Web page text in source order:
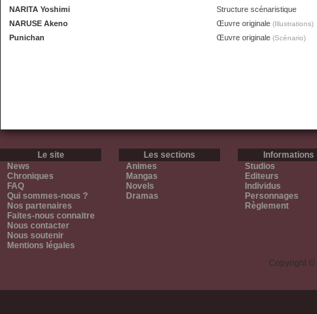
NARITA Yoshimi
Structure scénaristique
NARUSE Akeno
Œuvre originale (Illustrations)
Punichan Œuvre originale (Scénario)
Le site
News
Chroniques
FAQ
Qui sommes-nous ?
Nos partenaires
Faites-nous connaitre
Nous contacter
Nous soutenir
Mentions légales
Les sections
Animes
Mangas
Novels
Dramas
Informations
Studios
Editeurs
Individus
Personnages
Règlement
Copyright ©